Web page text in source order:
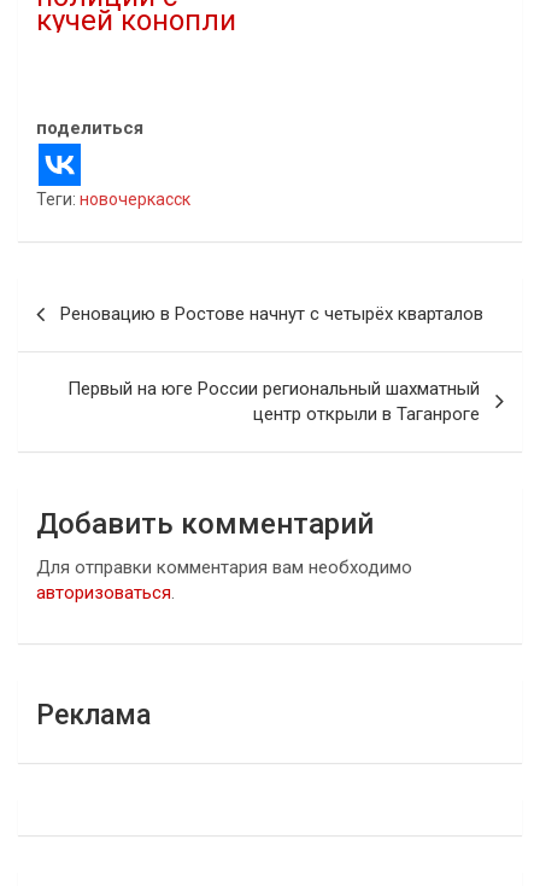
кучей конопли
поделиться
Теги: новочеркасск
записям
Реновацию в Ростове начнут с четырёх кварталов
Первый на юге России региональный шахматный
центр открыли в Таганроге
Добавить комментарий
Для отправки комментария вам необходимо
авторизоваться.
Реклама